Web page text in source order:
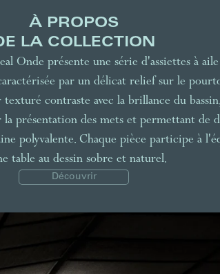
À PROPOS
LA COLLECTION
Onde présente une série d'assiettes à
par un délicat relief sur le
contraste avec la brillance du
présentation des mets et permettant de
polyvalente. Chaque pièce participe à
table au dessin sobre et naturel.
Découvrir